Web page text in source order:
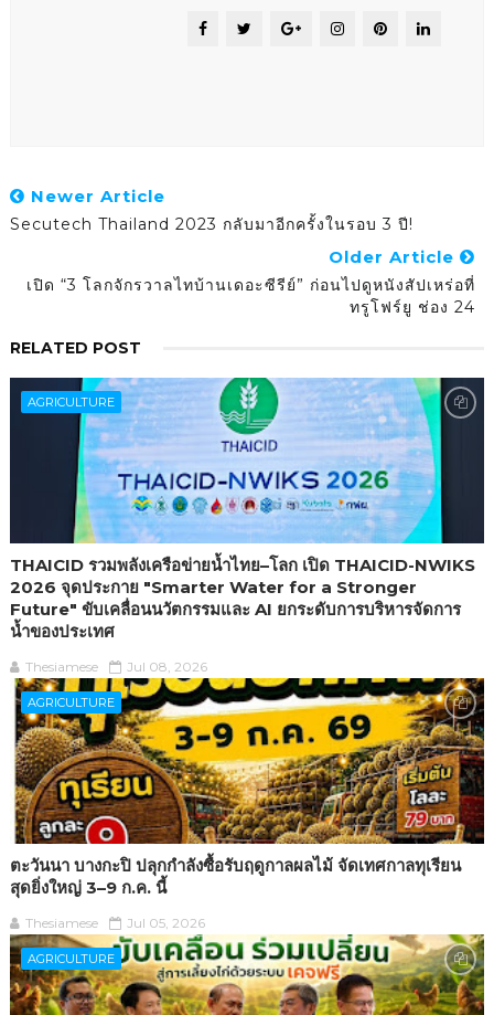
Newer Article
Secutech Thailand 2023 กลับมาอีกครั้งในรอบ 3 ปี!
Older Article
เปิด “3 โลกจักรวาลไทบ้านเดอะซีรีย์” ก่อนไปดูหนังสัปเหร่อที่
ทรูโฟร์ยู ช่อง 24
RELATED POST
AGRICULTURE
THAICID รวมพลังเครือข่ายน้ำไทย–โลก เปิด THAICID-NWIKS
2026 จุดประกาย "Smarter Water for a Stronger
Future" ขับเคลื่อนนวัตกรรมและ AI ยกระดับการบริหารจัดการ
น้ำของประเทศ
Thesiamese Jul 08, 2026
AGRICULTURE
ตะวันนา บางกะปิ ปลุกกำลังซื้อรับฤดูกาลผลไม้ จัดเทศกาลทุเรียน
สุดยิ่งใหญ่ 3–9 ก.ค. นี้
Thesiamese Jul 05, 2026
AGRICULTURE